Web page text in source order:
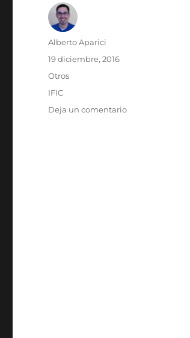
Autor
Alberto Aparici
Publicado
el
19 diciembre, 2016
Categorías
Otros
Etiquetas
IFIC
Deja un comentarioen